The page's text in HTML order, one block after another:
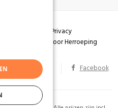
Privacy
Formulier voor Herroeping
BE 0586.813.178 Facebook